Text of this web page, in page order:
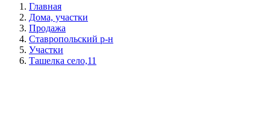
Главная
Дома, участки
Продажа
Ставропольский р-н
Участки
Ташелка село,11